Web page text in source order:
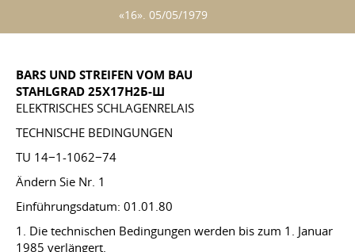
«16». 05/05/1979
BARS UND STREIFEN VOM BAU
STAHLGRAD 25Х17Н2Б-Ш
ELEKTRISCHES SCHLAGENRELAIS
TECHNISCHE BEDINGUNGEN
TU 14−1-1062−74
Ändern Sie Nr. 1
Einführungsdatum: 01.01.80
1. Die technischen Bedingungen werden bis zum 1. Januar
1985 verlängert.